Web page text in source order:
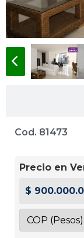
Cod. 81473
Precio en
$